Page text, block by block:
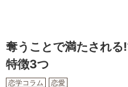
奪うことで満たされ
特徴3つ
恋学コラム 恋愛